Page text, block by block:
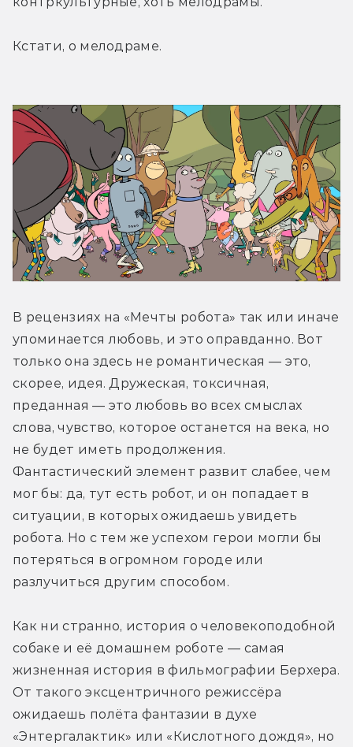
Кстати, о мелодраме.
В рецензиях на «Мечты робота» так или иначе
упоминается любовь, и это оправданно. Вот
только она здесь не романтическая — это,
скорее, идея. Дружеская, токсичная,
преданная — это любовь во всех смыслах
слова, чувство, которое останется на века, но
не будет иметь продолжения.
Фантастический элемент развит слабее, чем
мог бы: да, тут есть робот, и он попадает в
ситуации, в которых ожидаешь увидеть
робота. Но с тем же успехом герои могли бы
потеряться в огромном городе или
разлучиться другим способом.
Как ни странно, история о человекоподобной
собаке и её домашнем роботе — самая
жизненная история в фильмографии Берхера.
От такого эксцентричного режиссёра
ожидаешь полёта фантазии в духе
«Энтергалактик» или «Кислотного дождя», но